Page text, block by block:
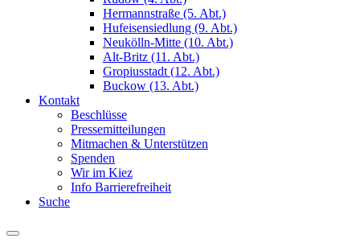
Hermannstraße (5. Abt.)
Hufeisensiedlung (9. Abt.)
Neukölln-Mitte (10. Abt.)
Alt-Britz (11. Abt.)
Gropiusstadt (12. Abt.)
Buckow (13. Abt.)
Kontakt
Beschlüsse
Pressemitteilungen
Mitmachen & Unterstützen
Spenden
Wir im Kiez
Info Barrierefreiheit
Suche
Menu